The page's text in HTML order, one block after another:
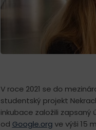
V roce 2021 se do
studentský projekt
inkubace založili zapsaný
od Google.org ve výši 15